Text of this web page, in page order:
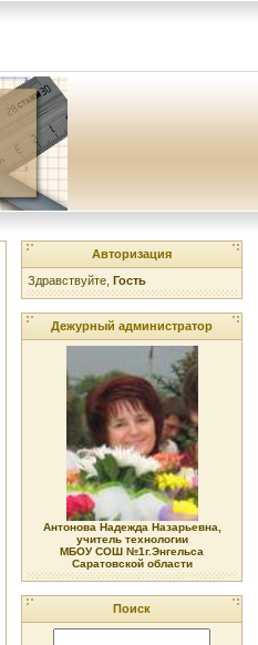
Авторизация
Здравствуйте, Гость
Дежурный администратор
Антонова Надежда Назарьевна,
учитель технологии
МБОУ СОШ №1г.Энгельса
Саратовской области
Поиск